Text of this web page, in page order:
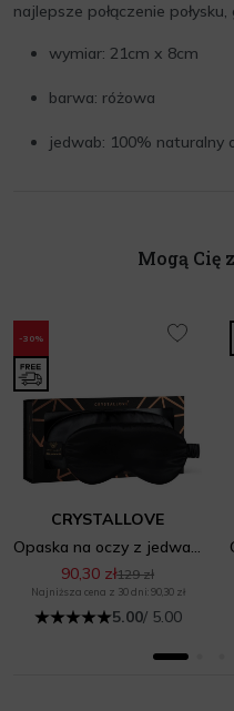
najlepsze połączenie
wymiar: 21cm x 8cm
barwa: różowa
jedwab: 100% naturalny
Mogą Cię
-30%
CRYSTALLOVE
Opaska na oczy z jedwabiu – czarna
90,30 zł129 zł
Najniższa cena z 30 dni: 90,30 zł
5.00/ 5.00